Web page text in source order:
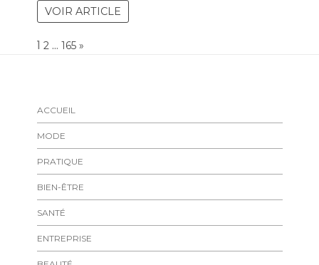
VOIR ARTICLE
Page:
1 2 … 165 NEXT
»
ACCUEIL
MODE
PRATIQUE
BIEN-ÊTRE
SANTÉ
ENTREPRISE